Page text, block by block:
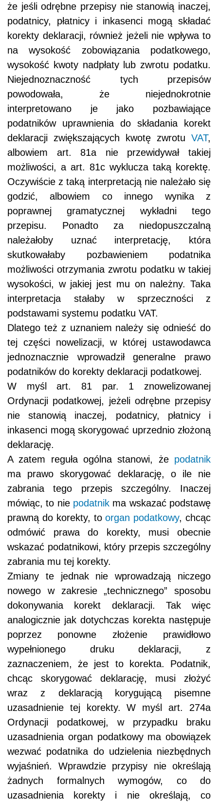
że jeśli odrębne przepisy nie stanowią inaczej,
podatnicy, płatnicy i inkasenci mogą składać
korekty deklaracji, również jeżeli nie wpływa to
na wysokość zobowiązania podatkowego,
wysokość kwoty nadpłaty lub zwrotu podatku.
Niejednoznaczność tych przepisów
powodowała, że niejednokrotnie
interpretowano je jako pozbawiające
podatników uprawnienia do składania korekt
deklaracji zwiększających kwotę zwrotu VAT,
albowiem art. 81a nie przewidywał takiej
możliwości, a art. 81c wyklucza taką korektę.
Oczywiście z taką interpretacją nie należało się
godzić, albowiem co innego wynika z
poprawnej gramatycznej wykładni tego
przepisu. Ponadto za niedopuszczalną
należałoby uznać interpretację, która
skutkowałaby pozbawieniem podatnika
możliwości otrzymania zwrotu podatku w takiej
wysokości, w jakiej jest mu on należny. Taka
interpretacja stałaby w sprzeczności z
podstawami systemu podatku VAT.
Dlatego też z uznaniem należy się odnieść do
tej części nowelizacji, w której ustawodawca
jednoznacznie wprowadził generalne prawo
podatników do korekty deklaracji podatkowej.
W myśl art. 81 par. 1 znowelizowanej
Ordynacji podatkowej, jeżeli odrębne przepisy
nie stanowią inaczej, podatnicy, płatnicy i
inkasenci mogą skorygować uprzednio złożoną
deklarację.
A zatem reguła ogólna stanowi, że podatnik
ma prawo skorygować deklarację, o ile nie
zabrania tego przepis szczególny. Inaczej
mówiąc, to nie podatnik ma wskazać podstawę
prawną do korekty, toorgan podatkowy, chcąc
odmówić prawa do korekty, musi obecnie
wskazać podatnikowi, który przepis szczególny
zabrania mu tej korekty.
Zmiany te jednak nie wprowadzają niczego
nowego w zakresie „technicznego” sposobu
dokonywania korekt deklaracji. Tak więc
analogicznie jak dotychczas korekta następuje
poprzez ponowne złożenie prawidłowo
wypełnionego druku deklaracji, z
zaznaczeniem, że jest to korekta. Podatnik,
chcąc skorygować deklarację, musi złożyć
wraz z deklaracją korygującą pisemne
uzasadnienie tej korekty. W myśl art. 274a
Ordynacji podatkowej, w przypadku braku
uzasadnienia organ podatkowy ma obowiązek
wezwać podatnika do udzielenia niezbędnych
wyjaśnień. Wprawdzie przypisy nie określają
żadnych formalnych wymogów, co do
uzasadnienia korekty i nie określają, co